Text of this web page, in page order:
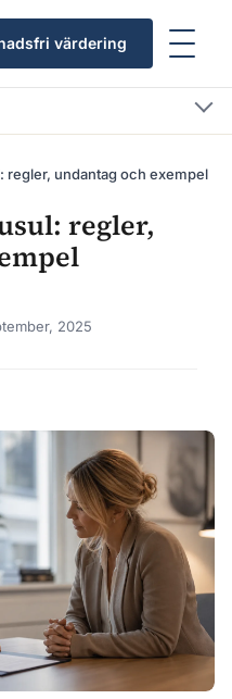
värdering
regler, undantag och exempel
regler,
2025